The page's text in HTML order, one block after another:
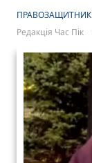
ПРАВОЗАЩИТНИК
Редакція Час Пік